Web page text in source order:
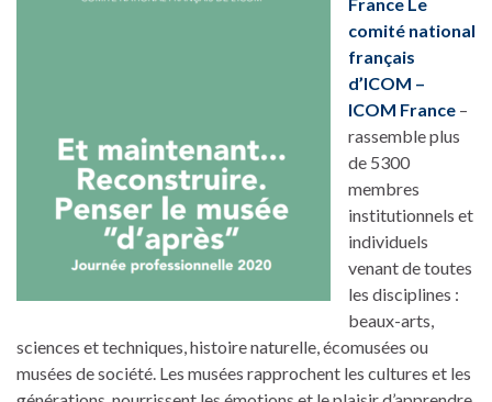
France Le
comité national
français
d’ICOM –
ICOM France –
rassemble plus
de 5300
membres
institutionnels et
individuels
venant de toutes
les disciplines :
beaux-arts,
sciences et techniques, histoire naturelle, écomusées ou
musées de société. Les musées rapprochent les cultures et les